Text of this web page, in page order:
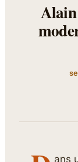
Alain
ans